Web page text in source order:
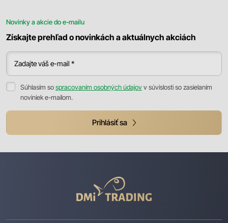
Novinky a akcie do e-mailu
Získajte prehľad o novinkách a aktuálnych akciách
Zadajte váš e-mail *
Súhlasím sospracovaním osobných údajovv súvislosti so zasielaním
noviniek e-mailom.
Prihlásiť sa
Trading